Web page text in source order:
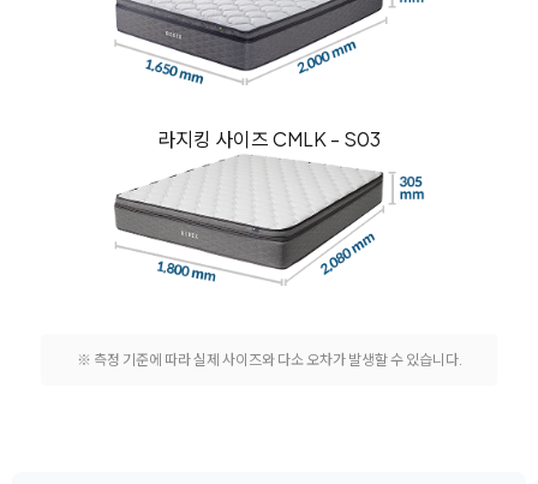
라지킹 사이즈 CMLK - S03
※ 측정 기준에 따라 실제 사이즈와 다소 오차가 발생할 수 있습니다.